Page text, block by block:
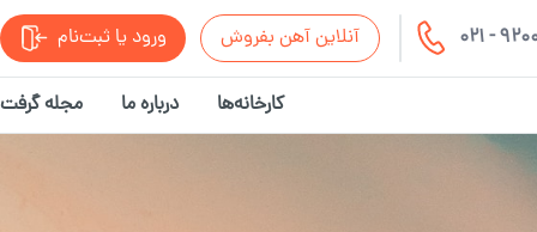
021 - آنلاین آهن بفروش ورود یا ثبت‌نام
کارخانه‌ها درباره ما مجله گرفت